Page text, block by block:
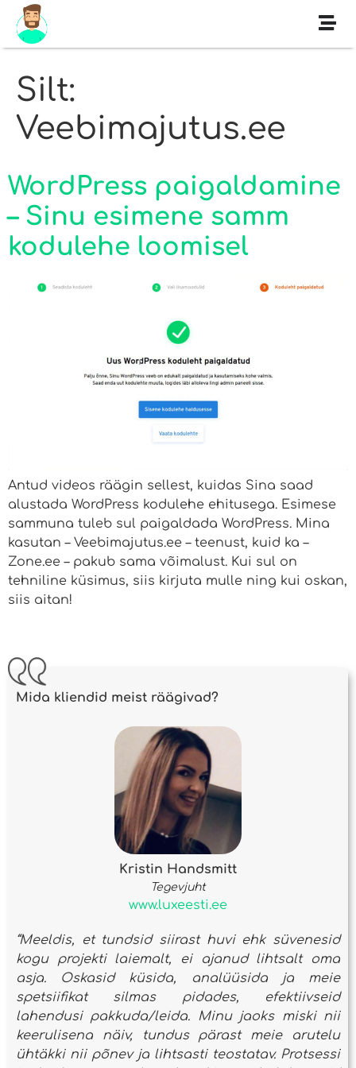
Silt:
Veebimajutus.ee
WordPress paigaldamine
– Sinu esimene samm
kodulehe loomisel
Antud videos räägin sellest, kuidas Sina saad
alustada WordPress kodulehe ehitusega. Esimese
sammuna tuleb sul paigaldada WordPress. Mina
kasutan – Veebimajutus.ee – teenust, kuid ka –
Zone.ee – pakub sama võimalust. Kui sul on
tehniline küsimus, siis kirjuta mulle ning kui oskan,
siis aitan!
Mida kliendid meist räägivad?
Kristin Handsmitt
Tegevjuht
www.luxeesti.ee
“Meeldis, et tundsid siirast huvi ehk süvenesid
kogu projekti laiemalt, ei ajanud lihtsalt oma
asja. Oskasid küsida, analüüsida ja meie
spetsiifikat silmas pidades, efektiivseid
lahendusi pakkuda/leida. Minu jaoks miski nii
keerulisena näiv, tundus pärast meie arutelu
ühtäkki nii põnev ja lihtsasti teostatav. Protsessi